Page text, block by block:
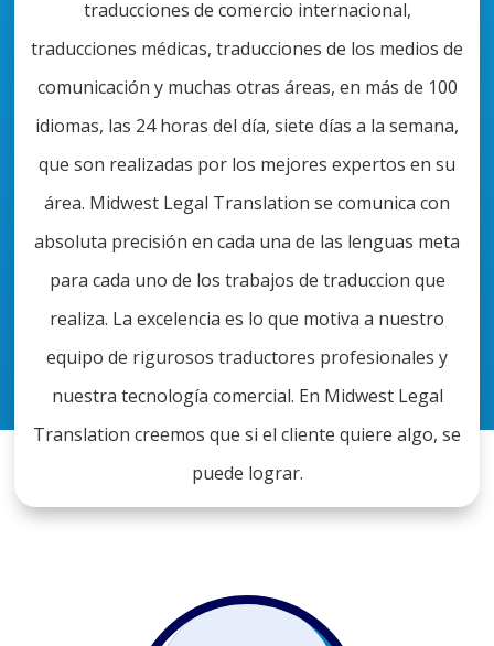
traducciones de comercio internacional,
traducciones médicas, traducciones de los medios de
comunicación y muchas otras áreas, en más de 100
idiomas, las 24 horas del día, siete días a la semana,
que son realizadas por los mejores expertos en su
área. Midwest Legal Translation se comunica con
absoluta precisión en cada una de las lenguas meta
para cada uno de los trabajos de traduccion que
realiza. La excelencia es lo que motiva a nuestro
equipo de rigurosos traductores profesionales y
nuestra tecnología comercial. En Midwest Legal
Translation creemos que si el cliente quiere algo, se
puede lograr.